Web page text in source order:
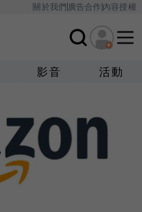
關於我們廣告合作內容授權
影音 活動